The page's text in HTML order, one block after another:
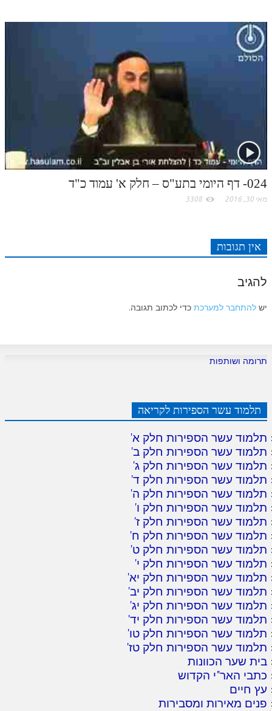
024- דף היומי בתע"ס – חלק א' עמוד כ"ד
מאי 30, 2016 3308
אין תגובות
להגיב
יש להתחבר למערכת כדי לכתוב תגובה.
תרומה ושותפות
תלמוד עשר הספירות לקריאה
תלמוד עשר הספירות חלק א'
תלמוד עשר הספירות חלק ב'
תלמוד עשר הספירות חלק ג'
תלמוד עשר הספירות חלק ד'
תלמוד עשר הספירות חלק ה'
תלמוד עשר הספירות חלק ו'
תלמוד עשר הספירות חלק ז'
תלמוד עשר הספירות חלק ח'
תלמוד עשר הספירות חלק ט'
תלמוד עשר הספירות חלק י'
תלמוד עשר הספירות חלק יא'
תלמוד עשר הספירות חלק יב'
תלמוד עשר הספירות חלק יג'
תלמוד עשר הספירות חלק יד'
תלמוד עשר הספירות חלק טו'
תלמוד עשר הספירות חלק טז'
בית שער הכוונות
כתבי האר"י הקדוש
עץ חיים
פנים מאירות ומסבירות